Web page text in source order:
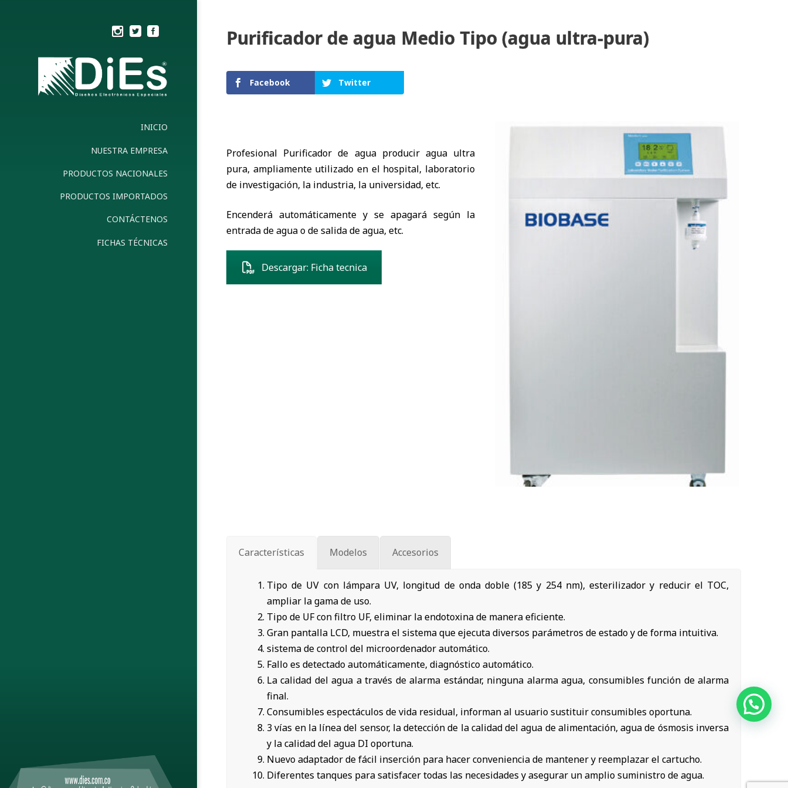
INICIO
NUESTRA EMPRESA
PRODUCTOS NACIONALES
PRODUCTOS IMPORTADOS
CONTÁCTENOS
FICHAS TÉCNICAS
Purificador de agua Medio Tipo (agua ultra-pura)
Facebook Twitter
Profesional Purificador de agua producir agua ultra
pura, ampliamente utilizado en el hospital, laboratorio
de investigación, la industria, la universidad, etc.
Encenderá automáticamente y se apagará según la
entrada de agua o de salida de agua, etc.
Descargar: Ficha tecnica
Características Modelos Accesorios
Tipo de UV con lámpara UV, longitud de onda doble (185 y 254 nm), esterilizador y reducir el TOC,
ampliar la gama de uso.
Tipo de UF con filtro UF, eliminar la endotoxina de manera eficiente.
Gran pantalla LCD, muestra el sistema que ejecuta diversos parámetros de estado y de forma intuitiva.
sistema de control del microordenador automático.
Fallo es detectado automáticamente, diagnóstico automático.
La calidad del agua a través de alarma estándar, ninguna alarma agua, consumibles función de alarma
final.
Consumibles espectáculos de vida residual, informan al usuario sustituir consumibles oportuna.
3 vías en la línea del sensor, la detección de la calidad del agua de alimentación, agua de ósmosis inversa
y la calidad del agua DI oportuna.
Nuevo adaptador de fácil inserción para hacer conveniencia de mantener y reemplazar el cartucho.
Diferentes tanques para satisfacer todas las necesidades y asegurar un amplio suministro de agua.